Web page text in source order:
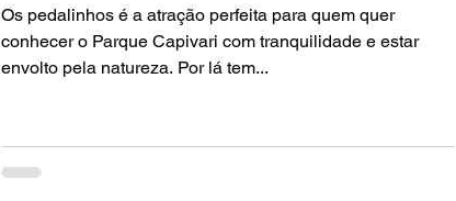
Os pedalinhos é a atração perfeita para quem quer
conhecer o Parque Capivari com tranquilidade e estar
envolto pela natureza. Por lá tem...